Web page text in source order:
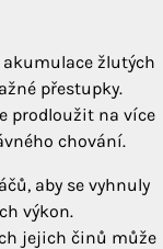
žlutých
přestupky.
prodloužit na více
chování.
aby se vyhnuly
výkon.
jejich činů může